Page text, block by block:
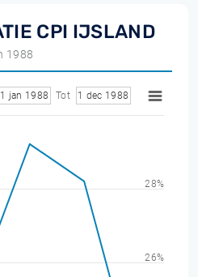
CPI IJSLAND
1988
1 jan 1988 Tot 1 dec 1988
26%
28%